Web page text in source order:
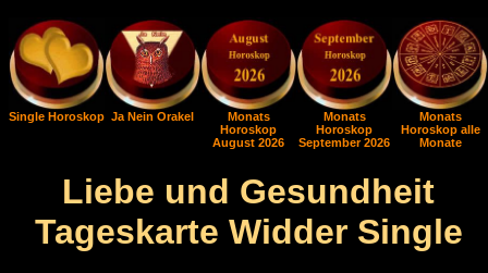
Single Horoskop Ja Nein Orakel
Monats
Horoskop
August 2026
Monats
Horoskop
September 2026
Monats
Horoskop alle
Monate
Liebe und Gesundheit
Tageskarte Widder Single